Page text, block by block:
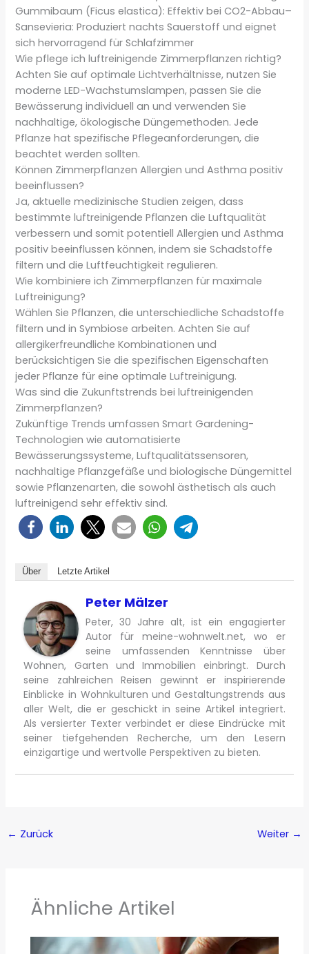
Gummibaum (Ficus elastica): Effektiv bei CO2-Abbau–
Sansevieria: Produziert nachts Sauerstoff und eignet
sich hervorragend für Schlafzimmer
Wie pflege ich luftreinigende Zimmerpflanzen richtig?
Achten Sie auf optimale Lichtverhältnisse, nutzen Sie
moderne LED-Wachstumslampen, passen Sie die
Bewässerung individuell an und verwenden Sie
nachhaltige, ökologische Düngemethoden. Jede
Pflanze hat spezifische Pflegeanforderungen, die
beachtet werden sollten.
Können Zimmerpflanzen Allergien und Asthma positiv
beeinflussen?
Ja, aktuelle medizinische Studien zeigen, dass
bestimmte luftreinigende Pflanzen die Luftqualität
verbessern und somit potentiell Allergien und Asthma
positiv beeinflussen können, indem sie Schadstoffe
filtern und die Luftfeuchtigkeit regulieren.
Wie kombiniere ich Zimmerpflanzen für maximale
Luftreinigung?
Wählen Sie Pflanzen, die unterschiedliche Schadstoffe
filtern und in Symbiose arbeiten. Achten Sie auf
allergikerfreundliche Kombinationen und
berücksichtigen Sie die spezifischen Eigenschaften
jeder Pflanze für eine optimale Luftreinigung.
Was sind die Zukunftstrends bei luftreinigenden
Zimmerpflanzen?
Zukünftige Trends umfassen Smart Gardening-
Technologien wie automatisierte
Bewässerungssysteme, Luftqualitätssensoren,
nachhaltige Pflanzgefäße und biologische Düngemittel
sowie Pflanzenarten, die sowohl ästhetisch als auch
luftreinigend sehr effektiv sind.
Über Letzte Artikel
Peter Mälzer
Peter, 30 Jahre alt, ist ein engagierter
Autor für meine-wohnwelt.net, wo er
seine umfassenden Kenntnisse über
Wohnen, Garten und Immobilien einbringt. Durch
seine zahlreichen Reisen gewinnt er inspirierende
Einblicke in Wohnkulturen und Gestaltungstrends aus
aller Welt, die er geschickt in seine Artikel integriert.
Als versierter Texter verbindet er diese Eindrücke mit
seiner tiefgehenden Recherche, um den Lesern
einzigartige und wertvolle Perspektiven zu bieten.
← Zurück Weiter →
Ähnliche Artikel